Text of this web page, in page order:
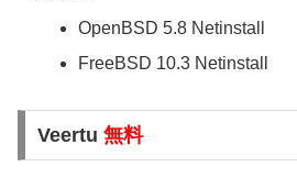
OpenBSD 5.8 Netinstall
FreeBSD 10.3 Netinstall
Veertu 無料